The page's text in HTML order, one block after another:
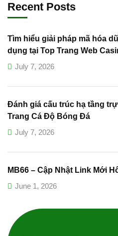
Recent Posts
Tìm hiểu giải pháp mã hóa
dụng tại Top Trang Web
July 7, 2026
Đánh giá cấu trúc hạ tầng
Trang Cá Độ Bóng Đá
July 7, 2026
MB66 – Cập Nhật Link Mới
June 1, 2026